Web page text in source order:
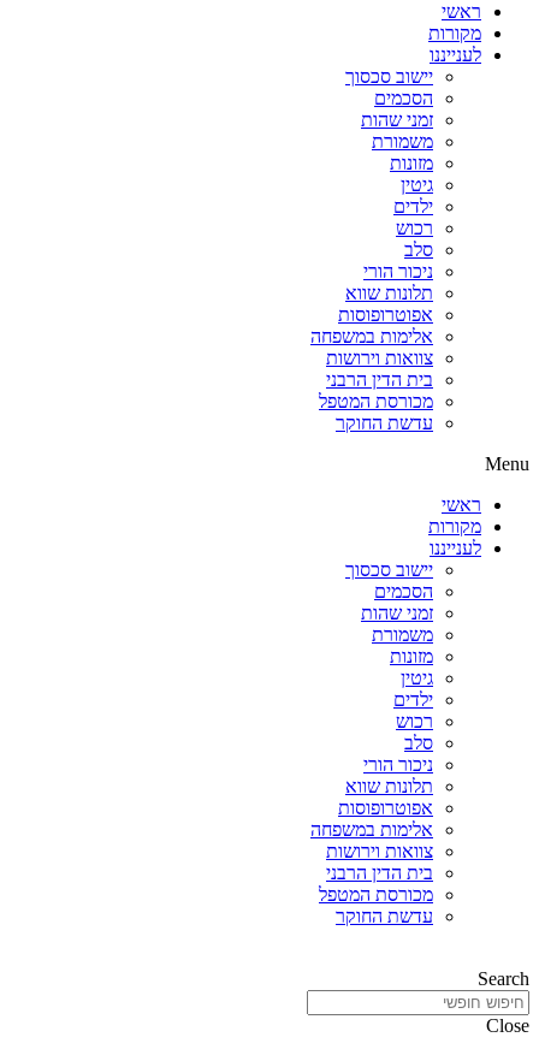
ראשי
מקורות
לענייננו
יישוב סכסוך
הסכמים
זמני שהות
משמורת
מזונות
גיטין
ילדים
רכוש
סלב
ניכור הורי
תלונות שווא
אפוטרופוסות
אלימות במשפחה
צוואות וירושות
בית הדין הרבני
מכורסת המטפל
עדשת החוקר
Menu
ראשי
מקורות
לענייננו
יישוב סכסוך
הסכמים
זמני שהות
משמורת
מזונות
גיטין
ילדים
רכוש
סלב
ניכור הורי
תלונות שווא
אפוטרופוסות
אלימות במשפחה
צוואות וירושות
בית הדין הרבני
מכורסת המטפל
עדשת החוקר
Search
Close